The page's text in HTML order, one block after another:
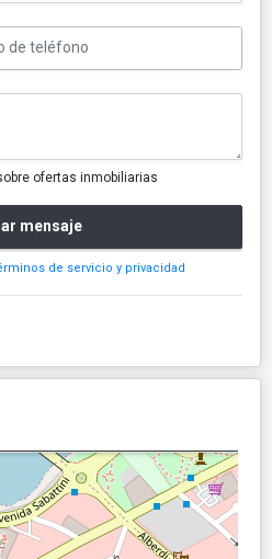
ofertas inmobiliarias
mensaje
de servicio y privacidad